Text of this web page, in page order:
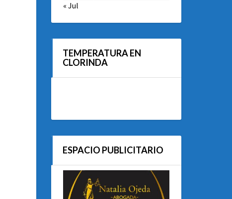
« Jul
TEMPERATURA EN
CLORINDA
ESPACIO PUBLICITARIO